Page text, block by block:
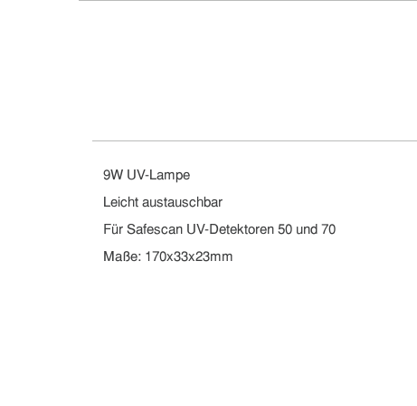
9W UV-Lampe
Leicht austauschbar
Für Safescan UV-Detektoren 50 und 70
Maße: 170x33x23mm